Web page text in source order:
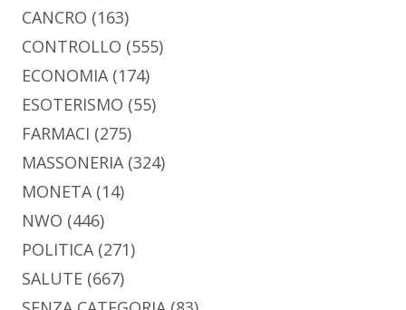
CANCRO (163)
CONTROLLO (555)
ECONOMIA (174)
ESOTERISMO (55)
FARMACI (275)
MASSONERIA (324)
MONETA (14)
NWO (446)
POLITICA (271)
SALUTE (667)